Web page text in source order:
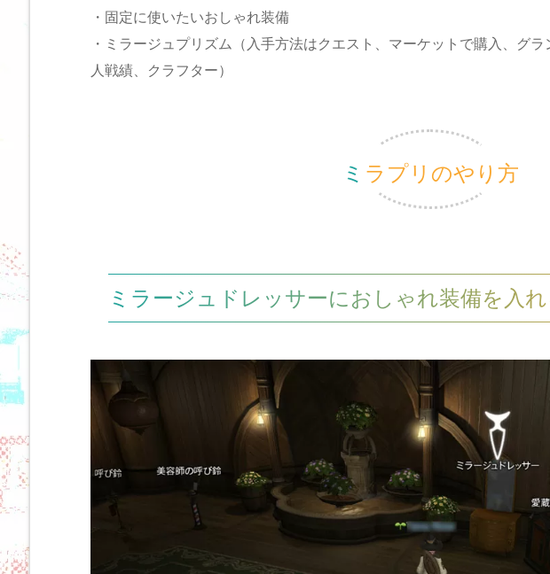
・固定に使いたいおしゃれ装備
・ミラージュプリズム（入手方法はクエスト、マーケットで購入、グ
人戦績、クラフター）
ミラプリのやり方
ミラージュドレッサーにおしゃれ装備を入れ